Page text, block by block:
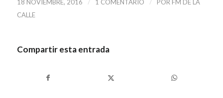
18 NOVIEMBRE, 2016 1 COMENTARIO POR FM DE LA
CALLE
Compartir esta entrada